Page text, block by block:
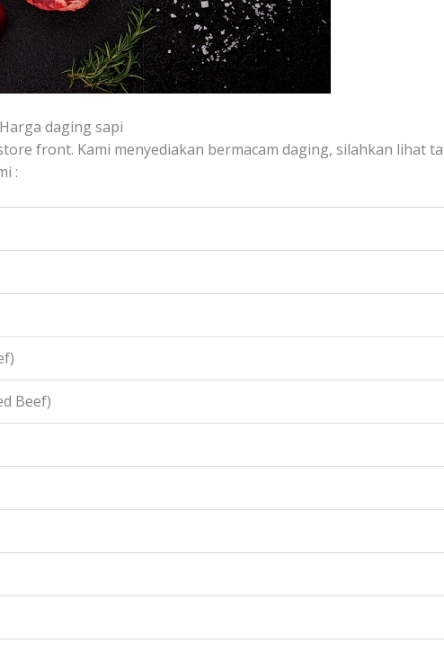
Harga daging sapi
front. Kami menyediakan bermacam daging, silahkan lihat
:
Beef)